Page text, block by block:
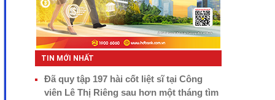
TIN MỚI NHẤT
Đã quy tập 197 hài cốt liệt sĩ tại Công
viên Lê Thị Riêng sau hơn một tháng tìm